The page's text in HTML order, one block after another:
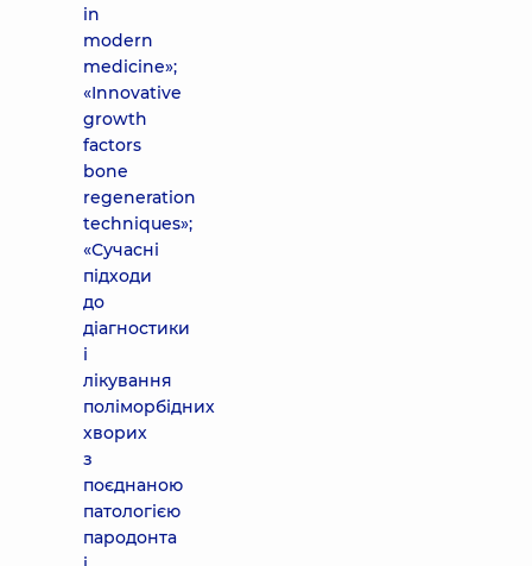
in
modern
medicine»;
«Innovative
growth
factors
bone
regeneration
techniques»;
«Сучасні
підходи
до
діагностики
і
лікування
поліморбідних
хворих
з
поєднаною
патологією
пародонта